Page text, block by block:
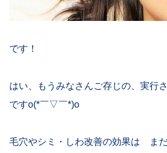
です！
はい、もうみなさんご存じの、実行
ですo(*￣▽￣*)o
毛穴やシミ・しわ改善の効果は ま